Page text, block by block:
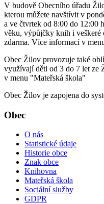
V budově Obecního úřadu
kterou můžete navštívit v
a ve čtvrtek od 8:00 do 12:00
věku, výpůjčky knih i veškeré
zdarma. Více informací v
Obec Žilov provozuje také
využívají děti od 3 do 7 let ze
v menu "Mateřská škola"
Obec Žilov je zapojena do
Obec
O nás
Statistické údaje
Historie obce
Znak obce
Knihovna
Mateřská škola
Sociální služby
GDPR